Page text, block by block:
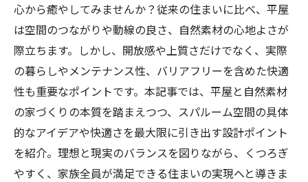
心から癒やしてみませんか？従来の住まいに比べ、平屋
は空間のつながりや動線の良さ、自然素材の心地よさが
際立ちます。しかし、開放感や上質さだけでなく、実際
の暮らしやメンテナンス性、バリアフリーを含めた快適
性も重要なポイントです。本記事では、平屋と自然素材
の家づくりの本質を踏まえつつ、スパルーム空間の具体
的なアイデアや快適さを最大限に引き出す設計ポイント
を紹介。理想と現実のバランスを図りながら、くつろぎ
やすく、家族全員が満足できる住まいの実現へと導きま